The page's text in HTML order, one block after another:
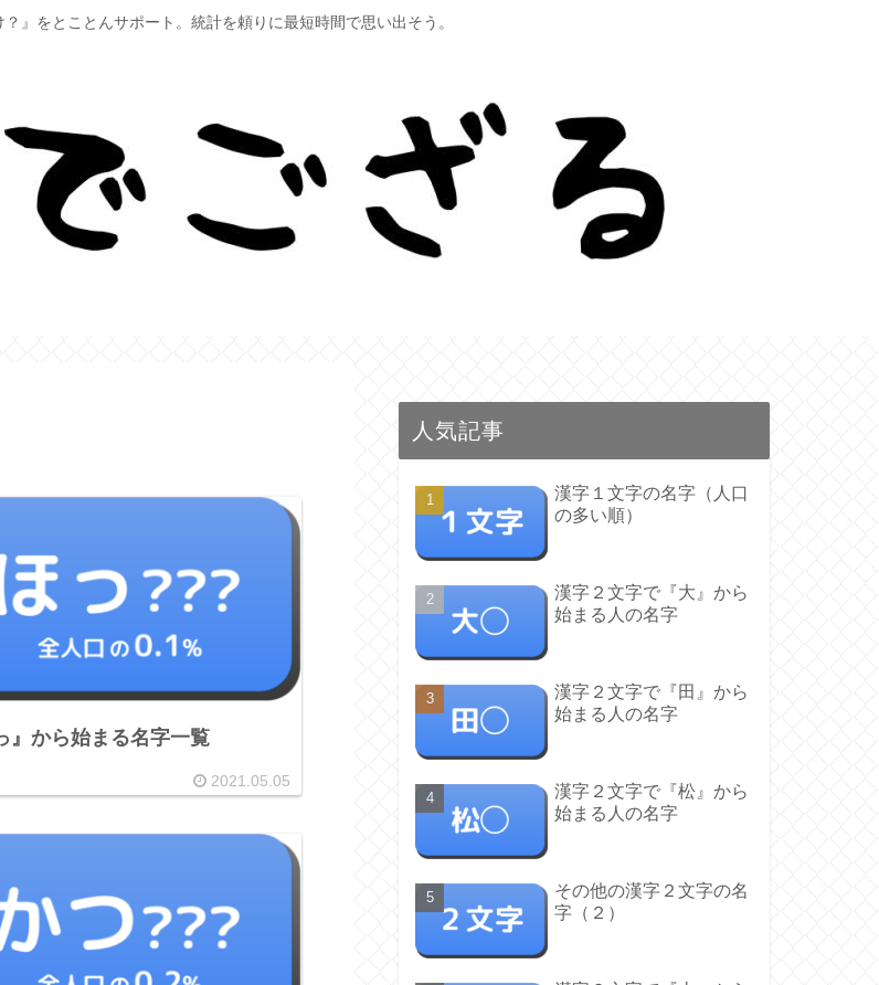
？』をとことんサポート。統計を頼りに最短時間で思い出そう。
』から始まる名字一覧
2021.05.05
人気記事
漢字１文字の名字（人口
の多い順）
漢字２文字で『大』から
始まる人の名字
漢字２文字で『田』から
始まる人の名字
漢字２文字で『松』から
始まる人の名字
その他の漢字２文字の名
字（２）